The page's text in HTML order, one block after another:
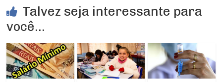
Talvez seja interessante para
você...